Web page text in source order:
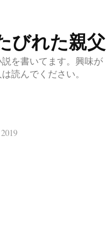
びれた親父
を書いてます。興味が
読んでください。